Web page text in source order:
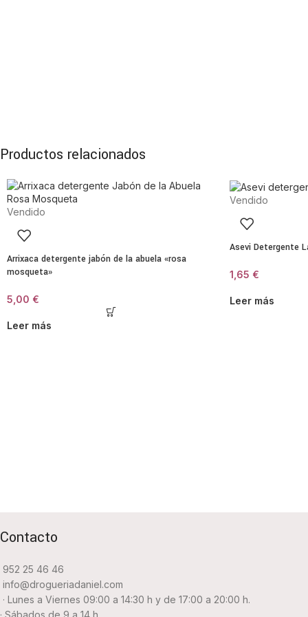
Productos relacionados
Vendido
Arrixaca detergente jabón de la abuela «rosa
mosqueta»
5,00 €
Leer más
Vendido
Asevi Detergente
1,65 €
Leer más
Contacto
952 25 46 46
info@drogueriadaniel.com
· Lunes a Viernes 09:00 a 14:30 h y de 17:00 a 20:00 h.
· Sábados de 9 a 14 h.